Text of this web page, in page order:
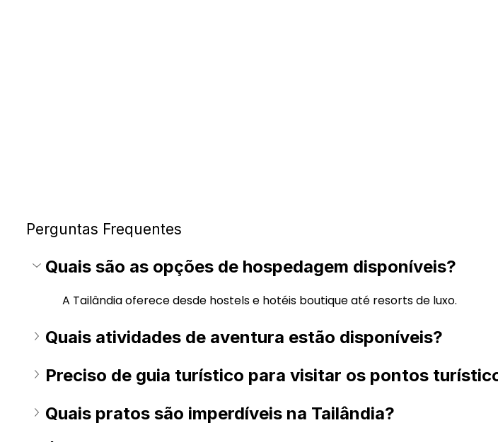
Perguntas Frequentes
Quais são as opções de hospedagem disponíveis?
A Tailândia oferece desde hostels e hotéis boutique até resorts de luxo.
Quais atividades de aventura estão disponíveis?
Preciso de guia turístico para visitar os pontos
Quais pratos são imperdíveis na Tailândia?